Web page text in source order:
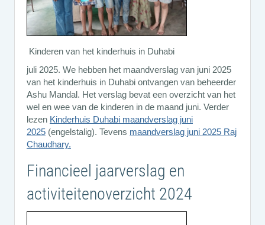
Kinderen van het kinderhuis in Duhabi
juli 2025. We hebben het maandverslag van juni 2025
van het kinderhuis in Duhabi ontvangen van beheerder
Ashu Mandal. Het verslag bevat een overzicht van het
wel en wee van de kinderen in de maand juni. Verder
lezen Kinderhuis Duhabi maandverslag juni
2025 (engelstalig). Tevens maandverslag juni 2025 Raj
Chaudhary.
Financieel jaarverslag en
activiteitenoverzicht 2024